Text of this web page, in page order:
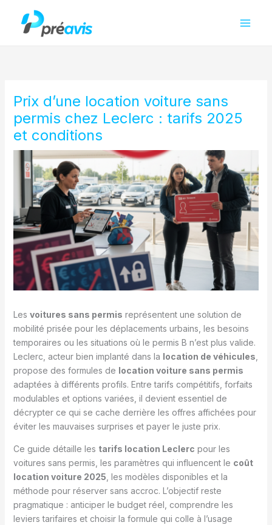
contenu
Prix d’une location voiture sans
permis chez Leclerc : tarifs 2025
et conditions
Les voitures sans permis représentent une solution de
mobilité prisée pour les déplacements urbains, les besoins
temporaires ou les situations où le permis B n’est plus valide.
Leclerc, acteur bien implanté dans la location de véhicules
propose des formules de location voiture sans permis
adaptées à différents profils. Entre tarifs compétitifs, forfaits
modulables et options variées, il devient essentiel de
décrypter ce qui se cache derrière les offres affichées pour
éviter les mauvaises surprises et payer le juste prix.
Ce guide détaille les tarifs location Leclerc pour les
voitures sans permis, les paramètres qui influencent le coût
location voiture 2025 , les modèles disponibles et la
méthode pour réserver sans accroc. L’objectif reste
pragmatique : anticiper le budget réel, comprendre les
leviers tarifaires et choisir la formule qui colle à l’usage